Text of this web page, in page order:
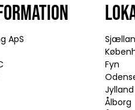
ApS
Fyn
Jylland
Ålborg